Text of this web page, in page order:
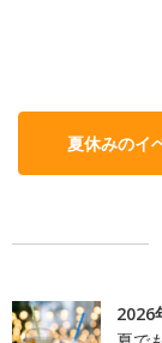
夏休みのイ
2026